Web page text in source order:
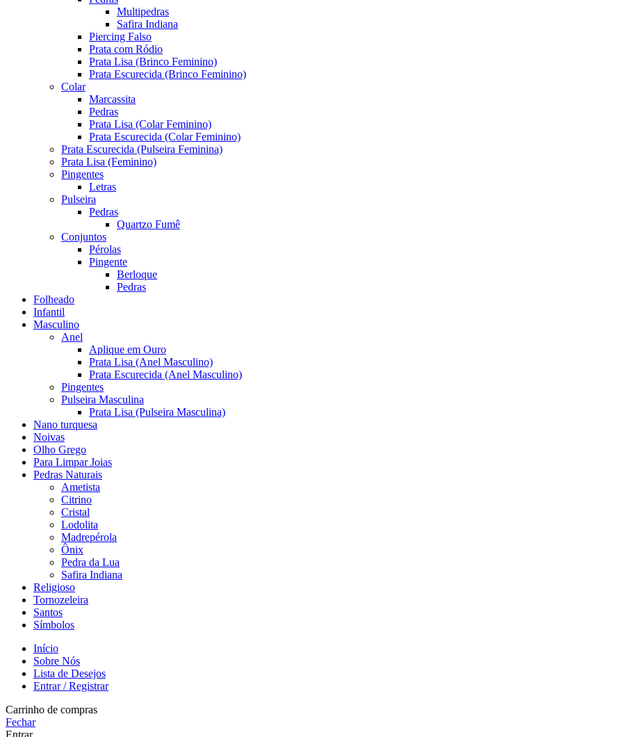
Multipedras
Safira Indiana
Piercing Falso
Prata com Ródio
Prata Lisa (Brinco Feminino)
Prata Escurecida (Brinco Feminino)
Colar
Marcassita
Pedras
Prata Lisa (Colar Feminino)
Prata Escurecida (Colar Feminino)
Prata Escurecida (Pulseira Feminina)
Prata Lisa (Feminino)
Pingentes
Letras
Pulseira
Pedras
Quartzo Fumê
Conjuntos
Pérolas
Pingente
Berloque
Pedras
Folheado
Infantil
Masculino
Anel
Aplique em Ouro
Prata Lisa (Anel Masculino)
Prata Escurecida (Anel Masculino)
Pingentes
Pulseira Masculina
Prata Lisa (Pulseira Masculina)
Nano turquesa
Noivas
Olho Grego
Para Limpar Joias
Pedras Naturais
Ametista
Citrino
Cristal
Lodolita
Madrepérola
Ônix
Pedra da Lua
Safira Indiana
Religioso
Tornozeleira
Santos
Símbolos
Início
Sobre Nós
Lista de Desejos
Entrar / Registrar
Carrinho de compras
Fechar